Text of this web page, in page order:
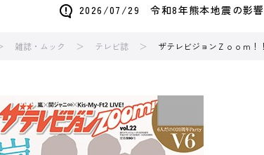
2026/07/29 令和8年熊本地震の影響
雑誌・ムック テレビ誌 ザテレビジョンＺｏｏｍ！